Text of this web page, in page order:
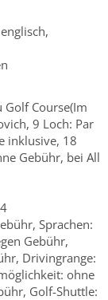
Golf Course(Im
9 Loch: Par
inklusive, 18
Gebühr, bei All
Sprachen:
Gebühr,
Drivingrange:
ohne
Golf-Shuttle: